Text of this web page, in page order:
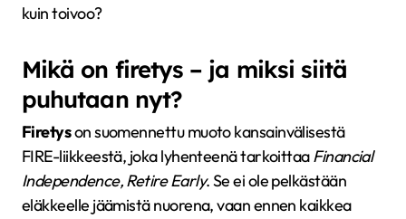
kuin toivoo?
Mikä on firetys – ja miksi siitä
puhutaan nyt?
Firetyson suomennettu muoto kansainvälisestä
FIRE-liikkeestä, joka lyhenteenä tarkoittaaFinancial
Independence, Retire Early. Se ei ole pelkästään
eläkkeelle jäämistä nuorena, vaan ennen kaikkea